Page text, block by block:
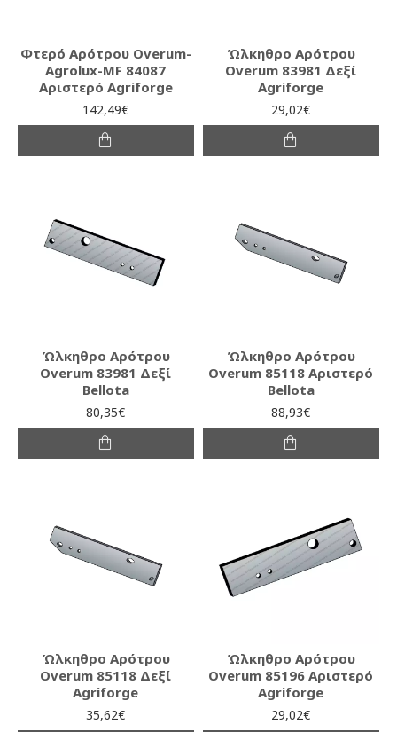
Φτερό Αρότρου Overum-
Agrolux-MF 84087
Αριστερό Agriforge
142,49€
Ώλκηθρο Αρότρου
Overum 83981 Δεξί
Agriforge
29,02€
Ώλκηθρο Αρότρου
Overum 83981 Δεξί
Bellota
80,35€
Ώλκηθρο Αρότρου
Overum 85118 Αριστερό
Bellota
88,93€
Ώλκηθρο Αρότρου
Overum 85118 Δεξί
Agriforge
35,62€
Ώλκηθρο Αρότρου
Overum 85196 Αριστερό
Agriforge
29,02€